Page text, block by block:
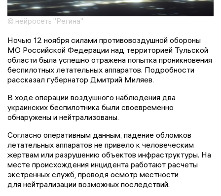
© нейросеть "Регина"
Ночью 12 ноября силами противовоздушной обороны
МО Российской Федерации над территорией Тульской
области была успешно отражена попытка проникновения
беспилотных летательных аппаратов. Подробности
рассказал губернатор Дмитрий Миляев.
В ходе операции воздушного наблюдения два
украинских беспилотника были своевременно
обнаружены и нейтрализованы.
Согласно оперативным данным, падение обломков
летательных аппаратов не привело к человеческим
жертвам или разрушению объектов инфраструктуры. На
месте происхождения инцидента работают расчеты
экстренных служб, проводя осмотр местности
для нейтрализации возможных последствий.